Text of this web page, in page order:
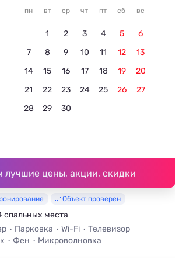
пн вт ср чт пт сб вс
1 2 3 4 5
6
7
8 9 10 11 12
13
14
15 16 17 18 19
20
21
22 23 24 25 26
27
28
29 30
лучшие цены, акции, скидки
Дагестан
в центре города 2026.
на ПриветТур
С кондиционером
квартира,
Объект проверен
спальных места
Парковка Wi-Fi
Телевизор
Фен Микроволновка